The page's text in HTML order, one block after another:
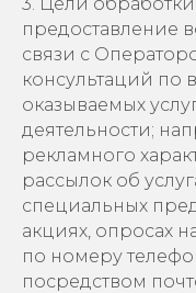
предоставление
связи с
консультаций по
оказываемых
деятельности;
рекламного
рассылок об
специальных
акциях, опросах
по номеру
посредством